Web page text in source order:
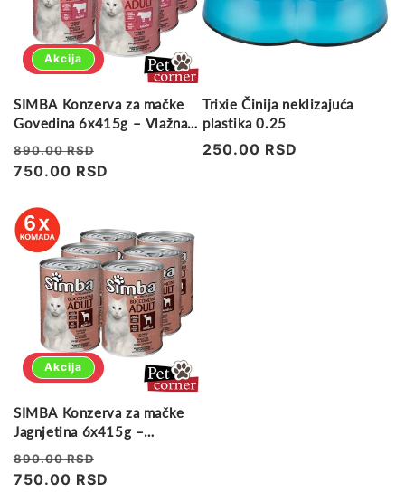
Akcija
SIMBA Konzerva za mačke
Govedina 6x415g – Vlažna
hrana za mačke
Regularna
cena
890.00 RSD
cena
750.00 RSD
Trixie Činija neklizajuća
plastika 0.25
Regularna
250.00 RSD
Akcija
SIMBA Konzerva za mačke
Jagnjetina 6x415g –
Pakovanje od 6 konzervi
Regularna
cena
890.00 RSD
cena
750.00 RSD